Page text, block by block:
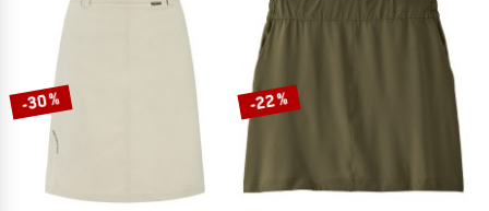
-30 % -22 %